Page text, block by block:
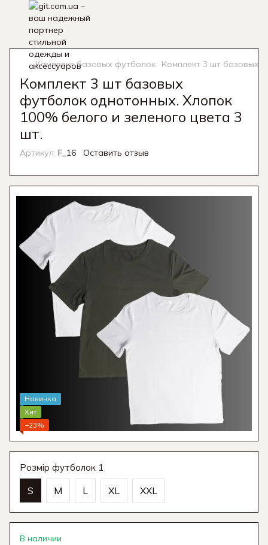
Комплект базовых футболок Комплект 3 шт базовых
Комплект 3 шт базовых
футболок однотонных. Хлопок
100% белого и зеленого цвета 3
шт.
Артикул: F_16 Оставить отзыв
Новинка
Хит
−23%
Розмір футболок 1
S M L XL XXL
В наличии